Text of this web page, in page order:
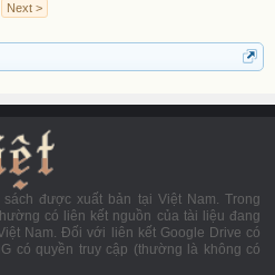
Next >
được xuất bản tại Việt Nam. Trong
có liên kết nguồn của tài liệu đang
Nam. Đối với liên kết Google Drive có
có quyền truy cập (thường là không có